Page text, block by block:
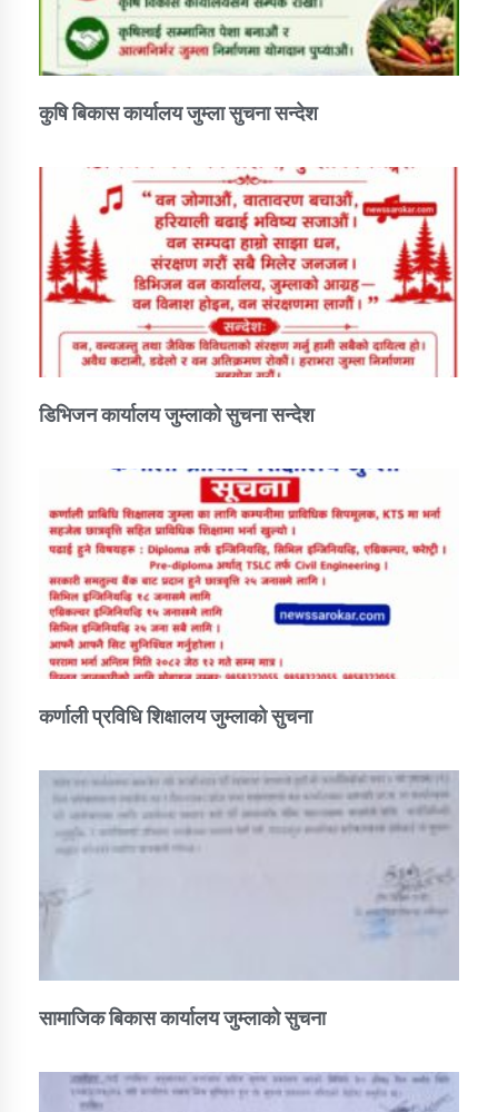
कर्णाली प्राविधि शिक्षालय जुम्लाको सुचना
सम्बन्धी सूचना सन्देश
तातोपानी गाउँपालिका जुम्लाको महिनावारी सम्बन्धिकाे
सन्देश
तातोपानी गाउँपालिका जुम्लाको बालविवाह सन्देश
तातोपानी गाउँपालिका जुम्लाको सूचना
तातोपानी गाउँपालिका जुम्लाको सूचना
कुषि बिकास कार्यालय जुम्ला सुचना सन्देश
डिभिजन कार्यालय जुम्लाको सुचना सन्देश
कर्णाली प्रविधि शिक्षालय जुम्लाको सुचना
सामाजिक बिकास कार्यालय जुम्लाकाे सुचना